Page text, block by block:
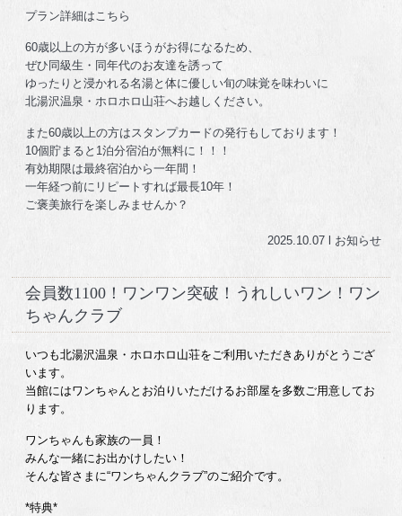
プラン詳細はこちら
60歳以上の方が多いほうがお得になるため、
ぜひ同級生・同年代のお友達を誘って
ゆったりと浸かれる名湯と体に優しい旬の味覚を味わいに
北湯沢温泉・ホロホロ山荘へお越しください。
また60歳以上の方はスタンプカードの発行もしております！
10個貯まると1泊分宿泊が無料に！！！
有効期限は最終宿泊から一年間！
一年経つ前にリピートすれば最長10年！
ご褒美旅行を楽しみませんか？
2025.10.07 l お知らせ
会員数1100！ワンワン突破！うれしいワン！ワン
ちゃんクラブ
いつも北湯沢温泉・ホロホロ山荘をご利用いただきありがとうござ
います。
当館にはワンちゃんとお泊りいただけるお部屋を多数ご用意してお
ります。
ワンちゃんも家族の一員！
みんな一緒にお出かけしたい！
そんな皆さまに“ワンちゃんクラブ”のご紹介です。
*特典*